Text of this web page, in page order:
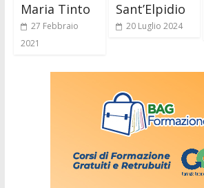
Maria Tinto
27 Febbraio
2021
Sant’Elpidio
20 Luglio 2024